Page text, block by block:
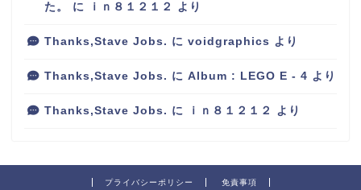
た。
に ｉｎ８１２１２ より
Thanks,Stave Jobs. に voidgraphics より
Thanks,Stave Jobs. に Album : LEGO E - 4 より
Thanks,Stave Jobs. に ｉｎ８１２１２ より
プライバシーポリシー 免責事項